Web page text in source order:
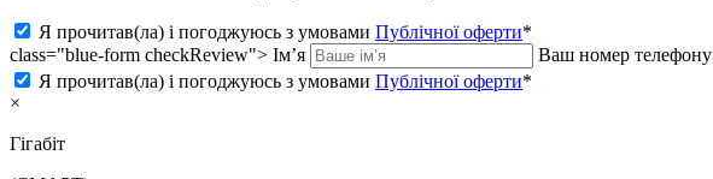
Я прочитав(ла) і погоджуюсь з умовами Публічної оферти*
class="blue-form checkReview"> Ім’я Ваш номер телефону
Я прочитав(ла) і погоджуюсь з умовами Публічної оферти*
×
Гігабіт